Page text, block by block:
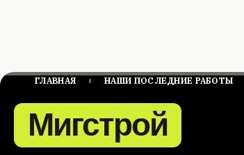
ГЛАВНАЯ НАШИ ПОСЛЕДНИЕ РАБОТЫ
Мигстрой